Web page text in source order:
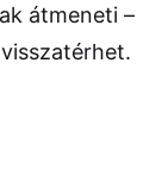
átmeneti –